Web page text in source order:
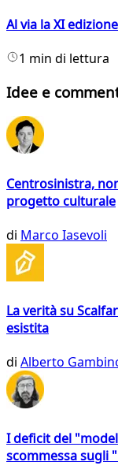
Al via la XI
1 min di lettura
Idee e
Centrosinistra,
progetto culturale
di Marco Iasevoli
La verità su
esistita
di Alberto
I deficit del
scommessa sugli